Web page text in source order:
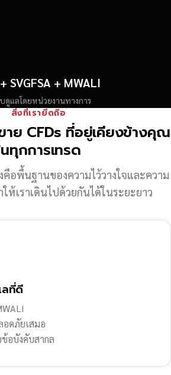
SVGFSA + MWALI
ดูแลโดยหน่วยงานทางการ
สิ่งที่เรายึดถือ
ย CFDs ที่อยู่เคียงข้างคุณ
ทุกการเทรด
คือพื้นฐานของความไว้วางใจและความ
ห้เราเดินไปด้วยกันได้ในระยะยาว
ลที่ดี
ดภัยเสมอ
อบังคับสากล